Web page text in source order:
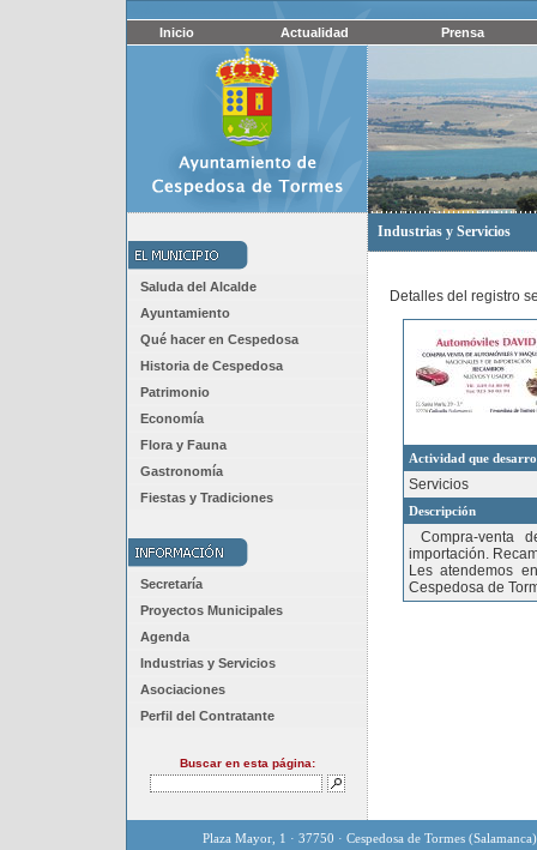
Inicio Actualidad Prensa
Saluda del Alcalde
Ayuntamiento
Qué hacer en Cespedosa
Historia de Cespedosa
Patrimonio
Economía
Flora y Fauna
Gastronomía
Fiestas y Tradiciones
Secretaría
Proyectos Municipales
Agenda
Industrias y Servicios
Asociaciones
Perfil del Contratante
Buscar en esta página:
Industrias y Servicios
Detalles del registro
Actividad que
Servicios
Descripción
Compra-venta
importación.
Les atendemos
Cespedosa de
Plaza Mayor, 1 · 37750 · Cespedosa de Tormes